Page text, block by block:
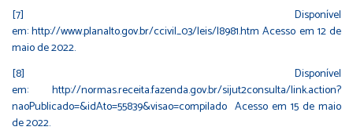
[7] Disponível
em:http://www.planalto.gov.br/ccivil_03/leis/l8981.htm Acesso em 12 de
maio de 2022.
[8] Disponível
em: http://normas.receita.fazenda.gov.br/sijut2consulta/link.action?
naoPublicado=&idAto=55839&visao=compilado Acesso em 15 de maio
de 2022.